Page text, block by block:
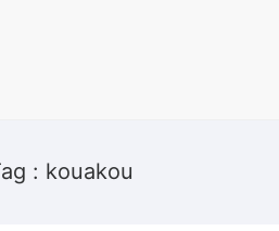
: kouakou